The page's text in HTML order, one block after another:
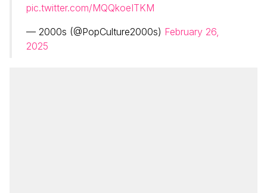
pic.twitter.com/MQQkoeITKM
— 2000s (@PopCulture2000s) February 26,
2025